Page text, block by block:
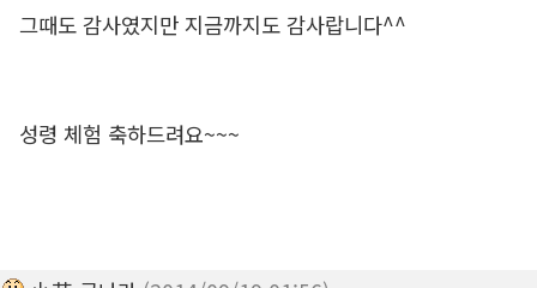
그때도 감사였지만 지금까지도 감사랍니다^^
성령 체험 축하드려요~~~